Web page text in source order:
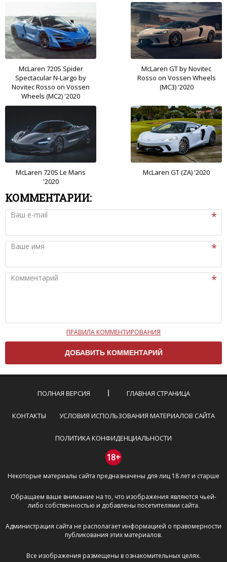
McLaren 720S Spider
Spectacular N-Largo by
Novitec Rosso on Vossen
Wheels (MC2) '2020
McLaren GT by Novitec
Rosso on Vossen Wheels
(MC3) '2020
McLaren 720S Le Mans
'2020
McLaren GT (ZA) '2020
КОММЕНТАРИИ:
Ваш e-mail
Ваше имя
Комментарий
Чтобы ваш комментарий был опубликован на сайте,
вам нужно придерживаться следующих правил:
Комментарий не может быть слишком
эмоциональных высказываний.
Не стоит отклоняться от предмета обсуждения.
Пожалуйста, не используйте в комментарие
призывы к насилию и высказывания,
направленные на разжигание расовой,
межнациональной и религиозной розни —
пожалейте наших модераторов, они кстати
очень славные ребята, поверьте.
буквами.
Не копируйте рецензии с других сайтов, нам
важно именно ваше мнение.
Не размещайте рекламу!
И запаситесь терпением, все комментарии
ПРАВИЛА КОММЕНТИРОВАНИЯ
ПОЛНАЯ ВЕРСИЯ ГЛАВНАЯ СТРАНИЦА
КОНТАКТЫ УСЛОВИЯ ИСПОЛЬЗОВАНИЯ МАТЕРИАЛОВ САЙТА
ПОЛИТИКА КОНФИДЕНЦИАЛЬНОСТИ
18+
Некоторые материалы сайта предназначены для лиц 18 лет и старше
Обращаем ваше внимание на то, что изображения являются чьей-
либо собственностью и добавлены посетителями сайта.
Администрация сайта не располагает информацией о правомерности
публикования этих материалов.
Все изображения размещены в ознакомительных целях.